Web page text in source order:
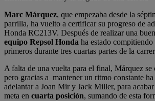
Marc Márquez, que empezaba desde la
parrilla, ha vuelto a certificar su progreso de
Honda RC213V. Después de realizar una
equipo Repsol Honda ha estado compitiendo
primeros durante tres cuartas partes de la
A falta de una vuelta para el final, Márquez se
pero gracias a mantener un ritmo constante
adelantar a Joan Mir y Jack Miller, para
meta en cuarta posición, sumando de esta